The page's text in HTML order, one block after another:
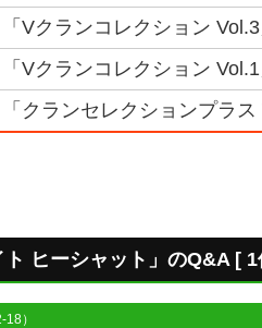
「Vクランコレクション
「Vクランコレクション
「クランセレクションプラ
ト ヒーシャット」のQ&A [
18）